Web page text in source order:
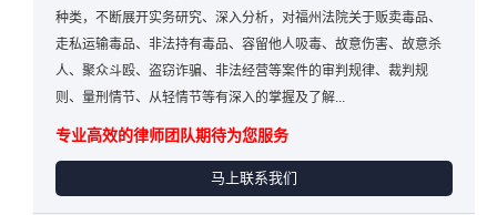
种类，不断展开实务研究、深入分析，对福州法院关于贩卖毒品、
走私运输毒品、非法持有毒品、容留他人吸毒、故意伤害、故意杀
人、聚众斗殴、盗窃诈骗、非法经营等案件的审判规律、裁判规
则、量刑情节、从轻情节等有深入的掌握及了解...
专业高效的律师团队期待为您服务
马上联系我们